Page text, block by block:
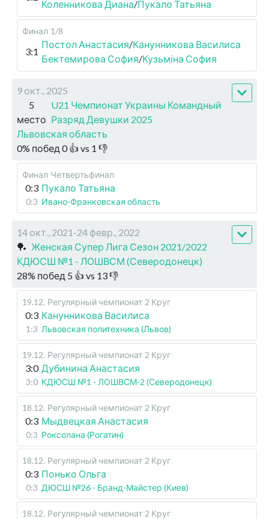
Коленникова Диана/Пукало Татьяна
Финал 1/8
3:1
Постол Анастасия/Канунникова Василиса
Бектемирова София/Кузьміна София
9 окт., 2025
5
место
U21 Чемпионат Украины Командный
Разряд Девушки 2025
Львовская область
0% побед 0👍 vs 1 👎
Финал Четвертьфинал
0:3 Пукало Татьяна
0:3 Ивано-Франковская область
14 окт., 2021-24 февр., 2022
🏓 Женская Супер Лига Сезон 2021/2022
КДЮСШ №1 - ЛОШВСМ (Северодонецк)
28% побед 5 👍 vs 13👎
19.12. Регулярный чемпионат 2 Круг
0:3 Канунникова Василиса
1:3 Львовская политехника (Львов)
19.12. Регулярный чемпионат 2 Круг
3:0 Дубинина Анастасия
3:0 КДЮСШ №1 - ЛОШВСМ-2 (Северодонецк)
18.12. Регулярный чемпионат 2 Круг
0:3 Мыдвецкая Анастасия
0:3 Роксолана (Рогатин)
18.12. Регулярный чемпионат 2 Круг
0:3 Понько Ольга
0:3 ДЮСШ №26 - Бранд-Майстер (Киев)
18.12. Регулярный чемпионат 2 Круг